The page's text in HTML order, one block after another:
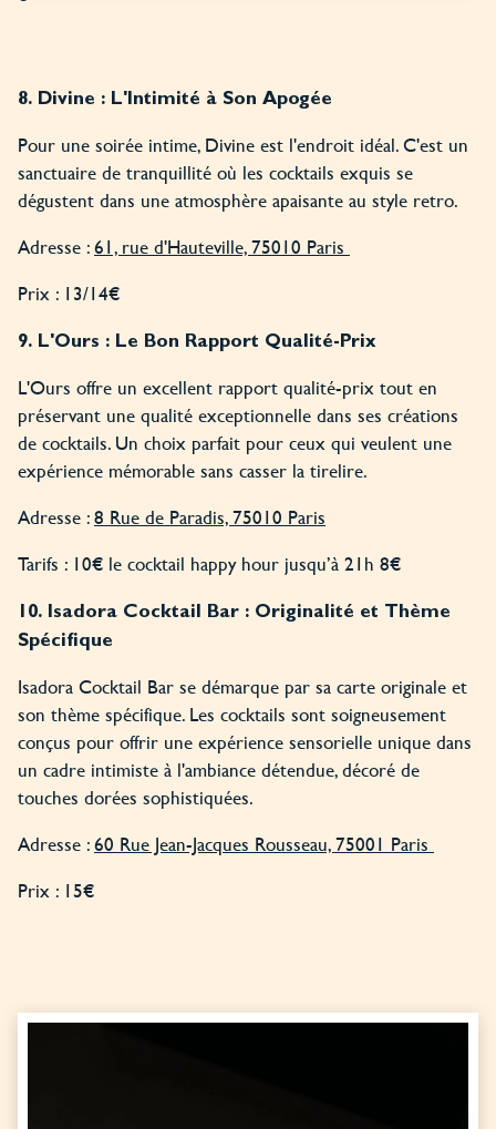
8. Divine : L'Intimité à Son Apogée
Pour une soirée intime, Divine est l'endroit idéal. C'est un
sanctuaire de tranquillité où les cocktails exquis se
dégustent dans une atmosphère apaisante au style retro.
Adresse :61, rue d'Hauteville, 75010 Paris
Prix : 13/14€
9. L'Ours : Le Bon Rapport Qualité-Prix
L'Ours offre un excellent rapport qualité-prix tout en
préservant une qualité exceptionnelle dans ses créations
de cocktails. Un choix parfait pour ceux qui veulent une
expérience mémorable sans casser la tirelire.
Adresse :8 Rue de Paradis, 75010 Paris
Tarifs : 10€ le cocktail happy hour jusqu’à 21h 8€
10. Isadora Cocktail Bar : Originalité et Thème
Spécifique
Isadora Cocktail Bar se démarque par sa carte originale et
son thème spécifique. Les cocktails sont soigneusement
conçus pour offrir une expérience sensorielle unique dans
un cadre intimiste à l'ambiance détendue, décoré de
touches dorées sophistiquées.
Adresse :60 Rue Jean-Jacques Rousseau, 75001 Paris
Prix : 15€